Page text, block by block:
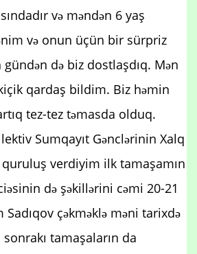
və məndən 6 yaş
və onun üçün bir sürpriz
də biz dostlaşdıq. Mən
qardaş bildim. Biz həmin
tez-tez təmasda olduq.
Sumqayıt Gənclərinin Xalq
quruluş verdiyim ilk tamaşamın
də şəkillərini cəmi 20-21
Sadıqov çəkməklə məni tarixdə
tamaşaların da